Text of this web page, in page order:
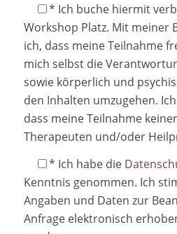
* Ich buche hiermit
Workshop Platz. Mit meiner
ich, dass meine Teilnahme
mich selbst die
sowie körperlich und
den Inhalten umzugehen.
dass meine Teilnahme
Therapeuten und/oder
* Ich habe die
Kenntnis genommen. Ich
Angaben und Daten zur
Anfrage elektronisch